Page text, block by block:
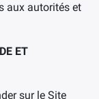
aux autorités et
ET
sur le Site